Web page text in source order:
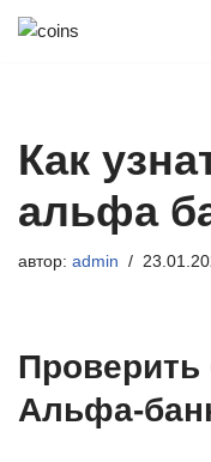
Как
альфа
автор: admin
Проверить
Альфа-